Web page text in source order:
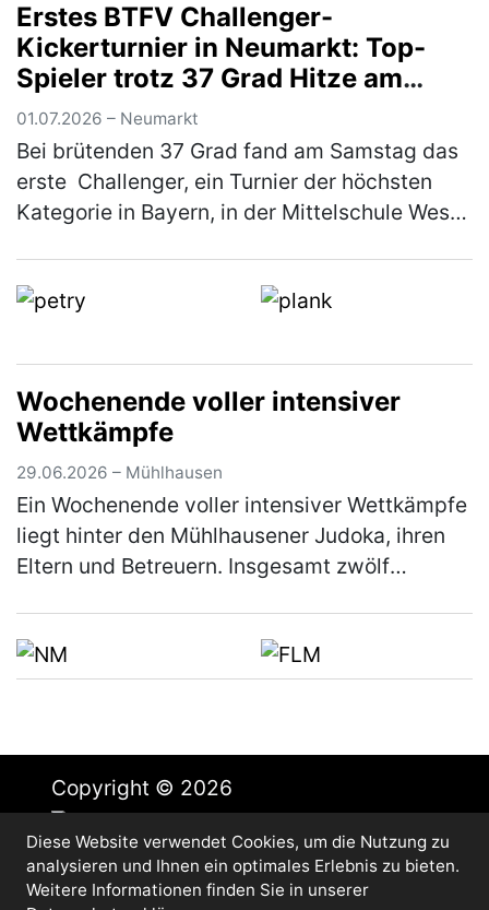
Firma Dess Transporte e. K., die si…
Erstes BTFV Challenger-
Kickerturnier in Neumarkt: Top-
Spieler trotz 37 Grad Hitze am
Start
01.07.2026 – Neumarkt
Bei brütenden 37 Grad fand am Samstag das
erste Challenger, ein Turnier der höchsten
Kategorie in Bayern, in der Mittelschule West
Wochenende voller intensiver
Wettkämpfe
29.06.2026 – Mühlhausen
Ein Wochenende voller intensiver Wettkämpfe
liegt hinter den Mühlhausener Judoka, ihren
Eltern und Betreuern. Insgesamt zwölf
Copyright © 2026
Impressum
Datenschutz
Diese Website verwendet Cookies, um die Nutzung zu
analysieren und Ihnen ein optimales Erlebnis zu bieten.
Weitere Informationen finden Sie in unserer